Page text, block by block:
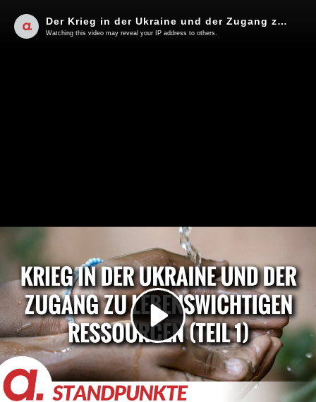
Play
Video
Der Krieg in der Ukraine und der Zugang zu lebenswichtigen Ressourcen – Teil 1 | Von Peter Frey
Watching this video may reveal your IP address to others.